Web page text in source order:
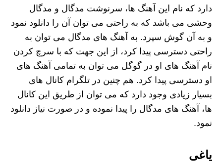
دارد که نام این آهنگ ها، سرنوشت مدگال و مدگال
وحشی می باشد که به راحتی می توان آن را دانلود نمود
و به آن گوش سپرد. به آهنگ های مدگال می توان به
راحتی دسترسی پیدا کرد، از این جهت که با سرچ کردن
نام آهنگ های او در گوگل می توان به تمامی آهنگ های
او دسترسی پیدا کرد. هم چنین در تلگرام کانال های
بسیار زیادی وجود دارد که می توان از طریق این کانال
ها، آهنگ های مدگال را پیدا نموده و در صورت نیاز دانلود
نمود.
یاغی